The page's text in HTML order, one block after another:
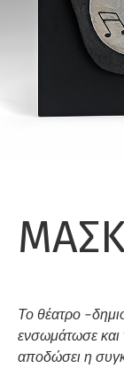
Το θέατρο -
ενσωμάτωσε
αποδώσει η